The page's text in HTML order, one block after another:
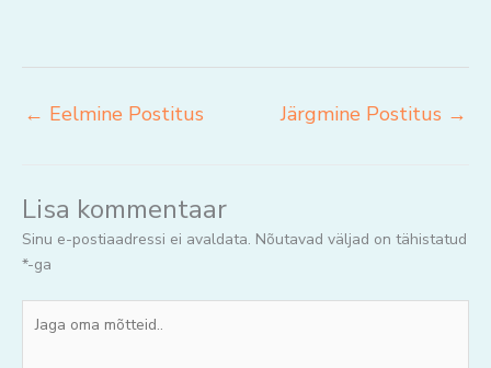
← Eelmine Postitus Järgmine Postitus →
Lisa kommentaar
Sinu e-postiaadressi ei avaldata. Nõutavad väljad on tähistatud
*-ga
oma